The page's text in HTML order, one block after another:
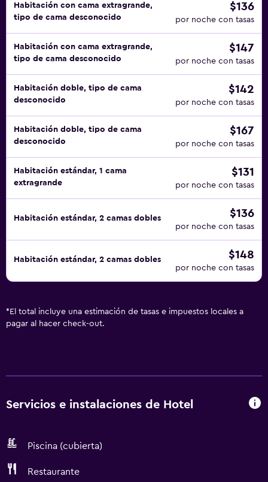
Habitación con cama extragrande,
tipo de cama desconocido
$136
por noche con tasas
Habitación con cama extragrande,
tipo de cama desconocido
$147
por noche con tasas
Habitación doble, tipo de cama
desconocido
$142
por noche con tasas
Habitación doble, tipo de cama
desconocido
$167
por noche con tasas
Habitación estándar, 1 cama
extragrande
$131
por noche con tasas
Habitación estándar, 2 camas dobles $136
por noche con tasas
Habitación estándar, 2 camas dobles $148
por noche con tasas
* El total incluye una estimación de tasas e impuestos locales a
pagar al hacer check-out.
Servicios e instalaciones de Hotel
Piscina (cubierta)
Restaurante